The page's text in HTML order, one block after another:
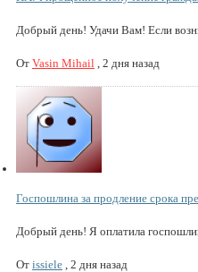
Добрый день! Удачи Вам! Если
От Vasin Mihail 2 дня назад
Госпошлина за продление срока
Добрый день! Я оплатила
От issiele 2 дня назад